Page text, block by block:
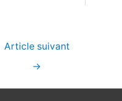
Article suivant
→